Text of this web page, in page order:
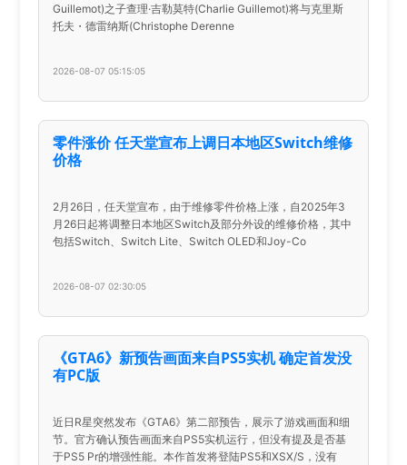
Guillemot)之子查理·吉勒莫特(Charlie Guillemot)将与克里斯
托夫・德雷纳斯(Christophe Derenne
2026-08-07 05:15:05
零件涨价 任天堂宣布上调日本地区Switch维修
价格
2月26日，任天堂宣布，由于维修零件价格上涨，自2025年3
月26日起将调整日本地区Switch及部分外设的维修价格，其中
包括Switch、Switch Lite、Switch OLED和Joy-Co
2026-08-07 02:30:05
《GTA6》新预告画面来自PS5实机 确定首发没
有PC版
近日R星突然发布《GTA6》第二部预告，展示了游戏画面和细
节。官方确认预告画面来自PS5实机运行，但没有提及是否基
于PS5 Pr的增强性能。本作首发将登陆PS5和XSX/S，没有